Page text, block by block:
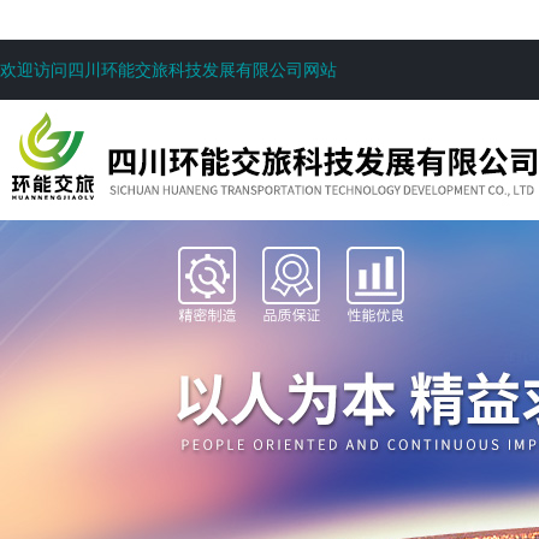
欢迎访问四川环能交旅科技发展有限公司网站